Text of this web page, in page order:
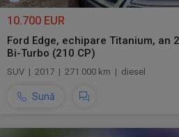
10.700 EUR
Ford Edge, echipare Titanium, an
Bi-Turbo (210 CP)
SUV | 2017 | 271.000 km | diesel
Sună